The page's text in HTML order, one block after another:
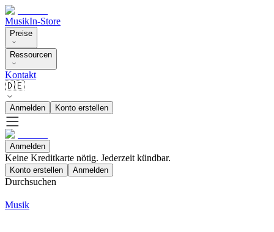
MusikIn-Store
Preise
Ressourcen
Kontakt
🇩🇪
Anmelden Konto erstellen
Anmelden
Keine Kreditkarte nötig. Jederzeit kündbar.
Konto erstellen Anmelden
Durchsuchen
Musik